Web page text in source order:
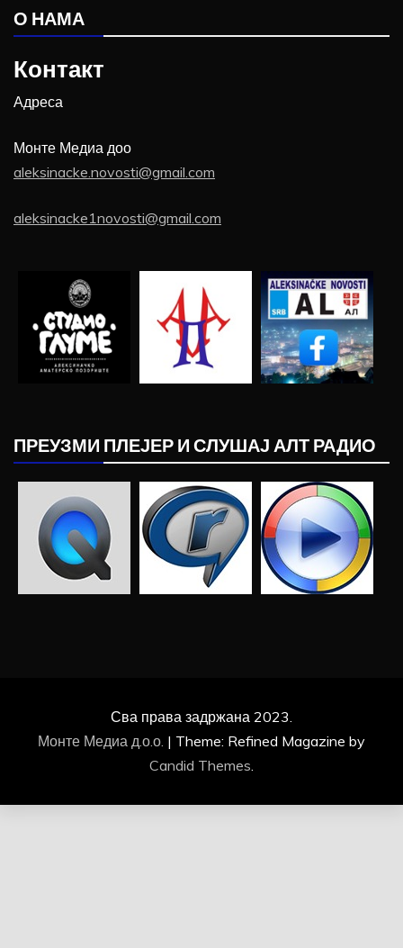
О НАМА
Контакт
Адреса
Монте Медиа доо
aleksinacke.novosti@gmail.com
aleksinacke1novosti@gmail.com
ПРЕУЗМИ ПЛЕЈЕР И СЛУШАЈ АЛТ РАДИО
Сва права задржана 2023.
Монте Медиа д.о.о. | Theme: Refined Magazine by
Candid Themes.